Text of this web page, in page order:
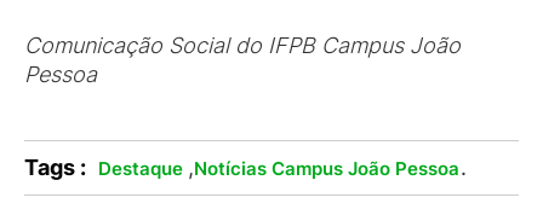
Comunicação Social do IFPB Campus João
Pessoa
Tags : Destaque ,Notícias Campus João Pessoa.